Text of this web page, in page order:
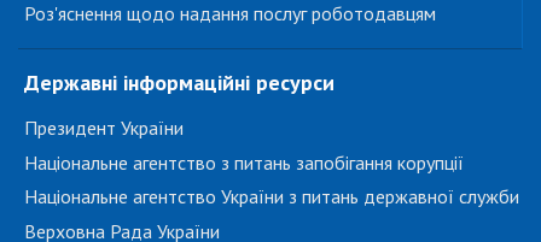
Роз'яснення щодо надання послуг роботодавцям
Державні інформаційні ресурси
Президент України
Національне агентство з питань запобігання корупції
Національне агентство України з питань державної служби
Верховна Рада України